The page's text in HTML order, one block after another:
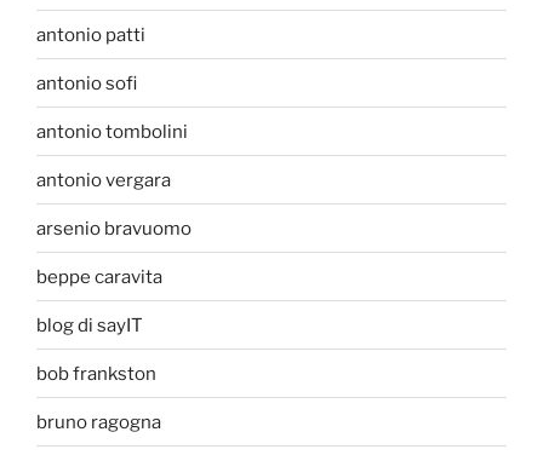
antonio patti
antonio sofi
antonio tombolini
antonio vergara
arsenio bravuomo
beppe caravita
blog di sayIT
bob frankston
bruno ragogna